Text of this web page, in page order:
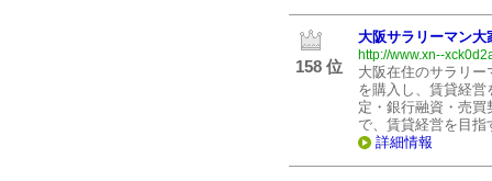
158 位
大阪サラリーマン
http://www.xn--
大阪在住のサラリ
を購入し、賃貸経
定・銀行融資・売
で、賃貸経営を目
詳細情報